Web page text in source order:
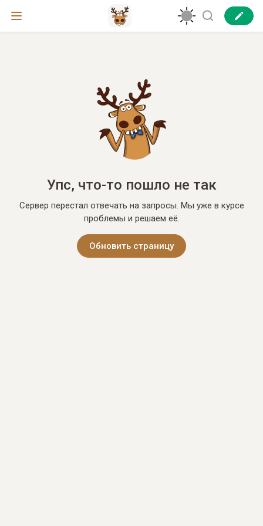
Упс, что-то пошло не так
Сервер перестал отвечать на запросы. Мы уже в курсе
проблемы и решаем её.
Обновить страницу